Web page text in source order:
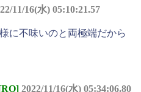
11/16(水) 05:10:21.57
に不味いのと両極端だから
2022/11/16(水) 05:34:06.80